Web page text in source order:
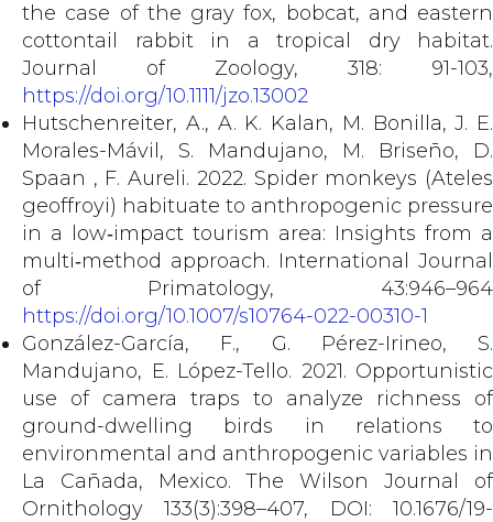
the case of the gray fox, bobcat, and eastern
cottontail rabbit in a tropical dry habitat.
Journal of Zoology, 318: 91-103,
https://doi.org/10.1111/jzo.13002
Hutschenreiter, A., A. K. Kalan, M. Bonilla, J. E.
Morales-Mávil, S. Mandujano, M. Briseño, D.
Spaan , F. Aureli. 2022. Spider monkeys (Ateles
geoffroyi) habituate to anthropogenic pressure
in a low‐impact tourism area: Insights from a
multi‐method approach. International Journal
of Primatology, 43:946–964
https://doi.org/10.1007/s10764-022-00310-1
González-García, F., G. Pérez-Irineo, S.
Mandujano, E. López-Tello. 2021. Opportunistic
use of camera traps to analyze richness of
ground-dwelling birds in relations to
environmental and anthropogenic variables in
La Cañada, Mexico. The Wilson Journal of
Ornithology 133(3):398–407, DOI: 10.1676/19-